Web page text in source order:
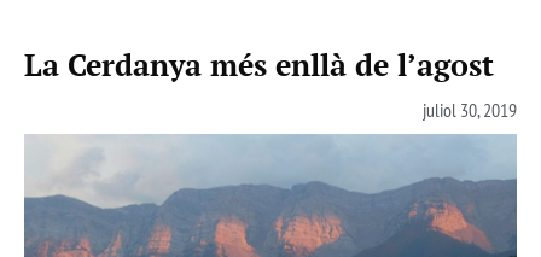
La Cerdanya més enllà de l’agost
juliol 30, 2019